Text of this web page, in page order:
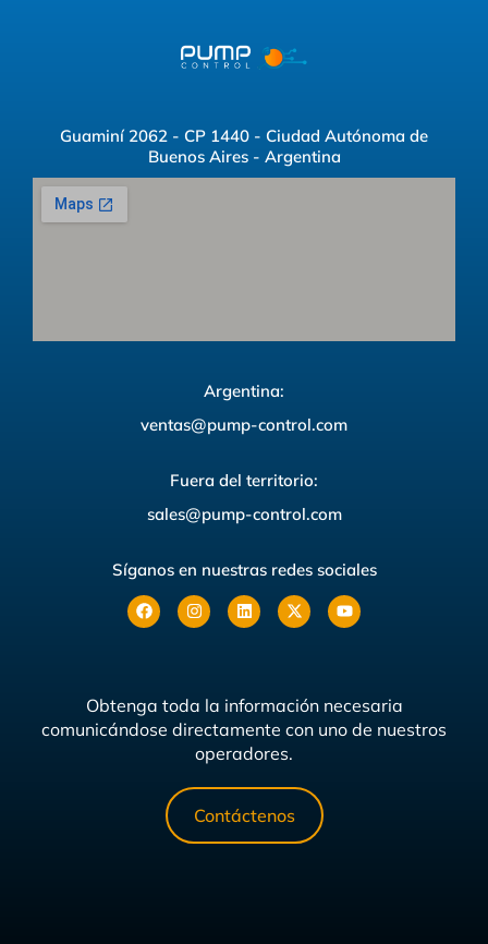
Guaminí 2062 - CP 1440 - Ciudad Autónoma de
Buenos Aires - Argentina
Argentina:
ventas@pump-control.com
Fuera del territorio:
sales@pump-control.com
Síganos en nuestras redes sociales
Obtenga toda la información necesaria
comunicándose directamente con uno de nuestros
operadores.
Contáctenos